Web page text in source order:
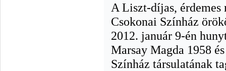
A Liszt-díjas, érdemes
Csokonai Színház
2012. január 9-én
Marsay Magda 1958
Színház társulatának